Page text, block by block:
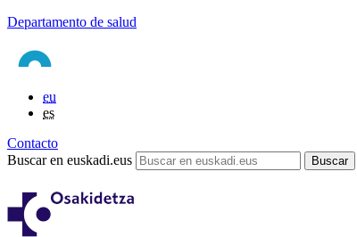
Departamento de salud
eu
es
Contacto
Buscar en euskadi.eus